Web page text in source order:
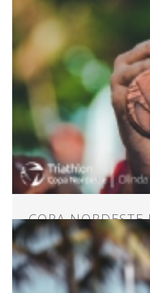
COPA
OLINDA